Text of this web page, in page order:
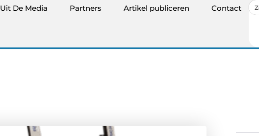
Uit De Media Partners Artikel publiceren Contact